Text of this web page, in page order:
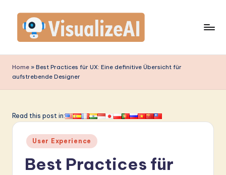
content
is
u
li
A
Home » Best Practices für UX: Eine definitive Übersicht für
aufstrebende Designer
Read this post in:
Posted
in
User Experience
Best Practices für